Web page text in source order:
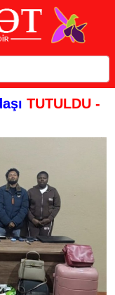
TUTULDU -